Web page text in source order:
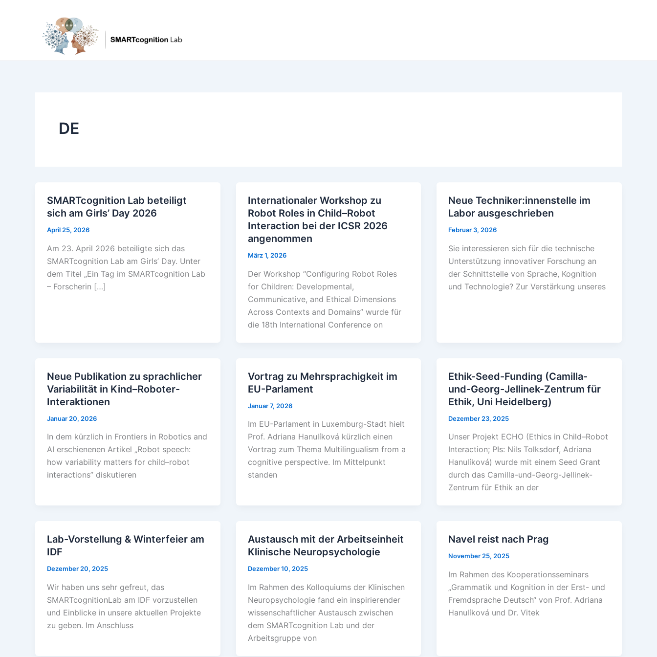
DE
SMARTcognition Lab beteiligt
sich am Girls’ Day 2026
April 25, 2026
Am 23. April 2026 beteiligte sich das
SMARTcognition Lab am Girls’ Day. Unter
dem Titel „Ein Tag im SMARTcognition Lab
– Forscherin […]
Internationaler Workshop zu
Robot Roles in Child–Robot
Interaction bei der ICSR 2026
angenommen
März 1, 2026
Der Workshop “Configuring Robot Roles
for Children: Developmental,
Communicative, and Ethical Dimensions
Across Contexts and Domains” wurde für
die 18th International Conference on
Neue Techniker:innenstelle im
Labor ausgeschrieben
Februar 3, 2026
Sie interessieren sich für die technische
Unterstützung innovativer Forschung an
der Schnittstelle von Sprache, Kognition
und Technologie? Zur Verstärkung unseres
Neue Publikation zu sprachlicher
Variabilität in Kind–Roboter-
Interaktionen
Januar 20, 2026
In dem kürzlich in Frontiers in Robotics and
AI erschienenen Artikel „Robot speech:
how variability matters for child–robot
interactions” diskutieren
Vortrag zu Mehrsprachigkeit im
EU-Parlament
Januar 7, 2026
Im EU-Parlament in Luxemburg-Stadt hielt
Prof. Adriana Hanulíková kürzlich einen
Vortrag zum Thema Multilingualism from a
cognitive perspective. Im Mittelpunkt
standen
Ethik-Seed-Funding (Camilla-
und-Georg-Jellinek-Zentrum für
Ethik, Uni Heidelberg)
Dezember 23, 2025
Unser Projekt ECHO (Ethics in Child–Robot
Interaction; PIs: Nils Tolksdorf, Adriana
Hanulíková) wurde mit einem Seed Grant
durch das Camilla-und-Georg-Jellinek-
Zentrum für Ethik an der
Lab-Vorstellung & Winterfeier am
IDF
Dezember 20, 2025
Wir haben uns sehr gefreut, das
SMARTcognitionLab am IDF vorzustellen
und Einblicke in unsere aktuellen Projekte
zu geben. Im Anschluss
Austausch mit der Arbeitseinheit
Klinische Neuropsychologie
Dezember 10, 2025
Im Rahmen des Kolloquiums der Klinischen
Neuropsychologie fand ein inspirierender
wissenschaftlicher Austausch zwischen
dem SMARTcognition Lab und der
Arbeitsgruppe von
Navel reist nach Prag
November 25, 2025
Im Rahmen des Kooperationsseminars
„Grammatik und Kognition in der Erst- und
Fremdsprache Deutsch“ von Prof. Adriana
Hanulíková und Dr. Vitek